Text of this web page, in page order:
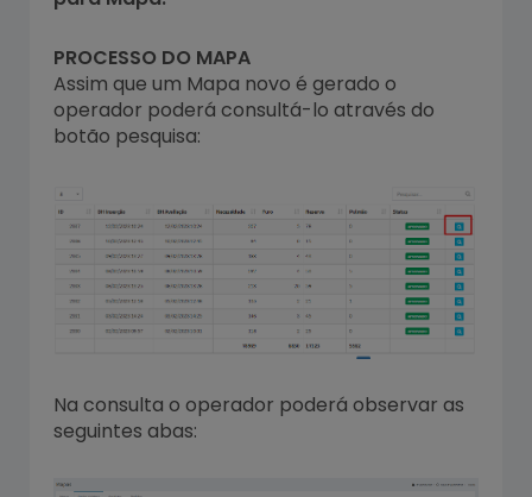
PROCESSO DO MAPA
Assim que um Mapa novo é gerado o
operador poderá consultá-lo através do
botão pesquisa:
Na consulta o operador poderá observar as
seguintes abas: